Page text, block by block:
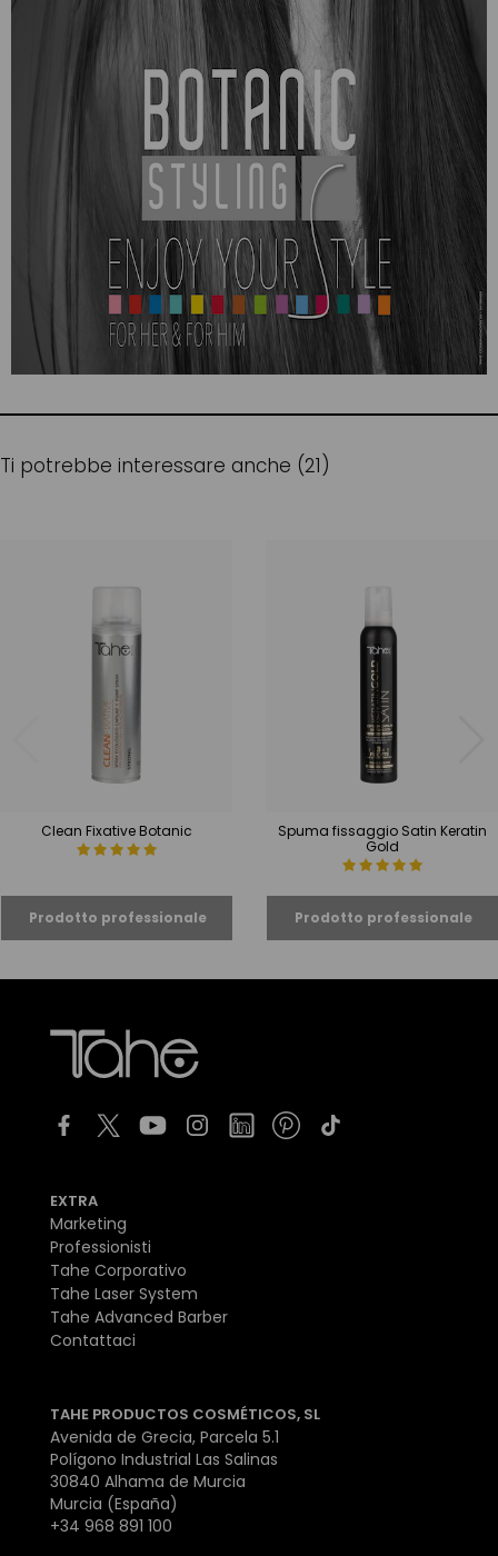
Ti potrebbe interessare anche (21)
Clean Fixative Botanic
Spuma fissaggio Satin Keratin
Gold
EXTRA
Marketing
Professionisti
Tahe Corporativo
Tahe Laser System
Tahe Advanced Barber
Contattaci
TAHE PRODUCTOS COSMÉTICOS, SL
Avenida de Grecia, Parcela 5.1
Polígono Industrial Las Salinas
30840 Alhama de Murcia
Murcia (España)
+34 968 891 100